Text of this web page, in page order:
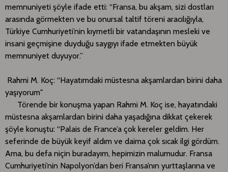
memnuniyeti şöyle ifade etti: “Fransa, bu akşam, sizi dostları
arasında görmekten ve bu onursal taltif töreni aracılığıyla,
Türkiye Cumhuriyeti’nin kıymetli bir vatandaşının mesleki ve
insani geçmişine duyduğu saygıyı ifade etmekten büyük
memnuniyet duyuyor.”
Rahmi M. Koç: “Hayatımdaki müstesna akşamlardan birini daha
yaşıyorum"
Törende bir konuşma yapan Rahmi M. Koç ise, hayatındaki
müstesna akşamlardan birini daha yaşadığına dikkat çekerek
şöyle konuştu: “Palais de France’a çok kereler geldim. Her
seferinde de büyük keyif aldım ve daima çok sıcak ilgi gördüm.
Ama, bu defa niçin buradayım, hepimizin malumudur. Fransa
Cumhuriyeti’nin Napolyon’dan beri Fransa’nın yurttaşlarına ve